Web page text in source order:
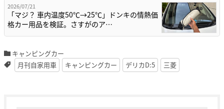
2026/07/21
「マジ？ 車内温度50℃→25℃」ドンキの情熱価
格カー用品を検証。さすがのア…
キャンピングカー
月刊自家用車
キャンピングカー デリカD:5 三菱